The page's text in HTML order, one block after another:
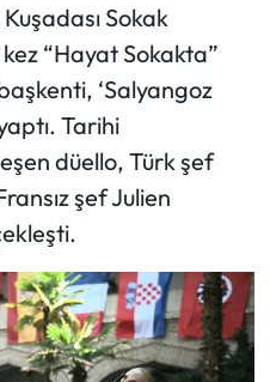
Sokak
“Hayat Sokakta”
‘Salyangoz
Tarihi
düello, Türk şef
şef Julien